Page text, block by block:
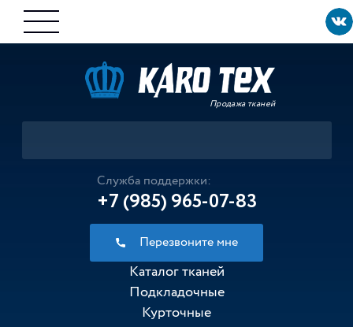
Продажа тканей
Служба поддержки:
+7 (985) 965-07-83
Перезвоните мне
Каталог тканей
Подкладочные
Курточные